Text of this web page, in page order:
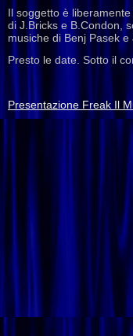
Il soggetto è liberamente
di J.Bricks e B.Condon,
musiche di Benj Pasek e
Presto le date. Sotto il
Presentazione Freak Il